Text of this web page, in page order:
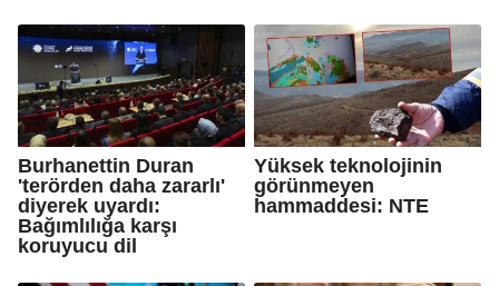
Burhanettin Duran
'terörden daha zararlı'
diyerek uyardı:
Bağımlılığa karşı
koruyucu dil
Yüksek teknolojinin
görünmeyen
hammaddesi: NTE